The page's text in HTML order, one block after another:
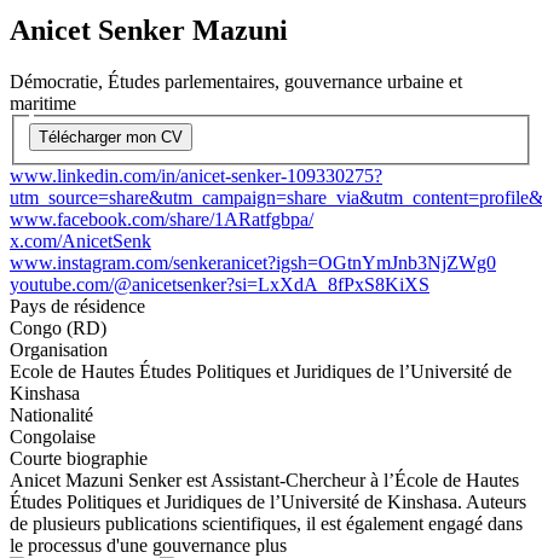
Anicet Senker Mazuni
Démocratie, Études parlementaires, gouvernance urbaine et
maritime
Télécharger mon CV
www.linkedin.com/in/anicet-senker-109330275?
www.facebook.com/share/1ARatfgbpa/
x.com/AnicetSenk
www.instagram.com/senkeranicet?igsh=OGtnYmJnb3NjZWg0
youtube.com/@anicetsenker?si=LxXdA_8fPxS8KiXS
Pays de résidence
Congo (RD)
Organisation
Ecole de Hautes Études Politiques et Juridiques de l’Université de
Kinshasa
Nationalité
Congolaise
Courte biographie
Anicet Mazuni Senker est Assistant-Chercheur à l’École de Hautes
Études Politiques et Juridiques de l’Université de Kinshasa. Auteurs
de plusieurs publications scientifiques, il est également engagé dans
le processus d'une gouvernance plus